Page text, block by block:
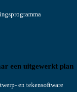
een uitgewerkt plan
en tekensoftware